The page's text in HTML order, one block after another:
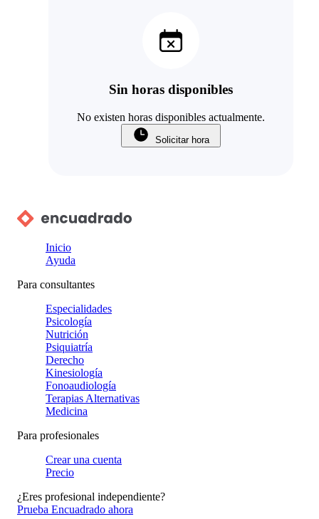
Sin horas disponibles
No existen horas disponibles actualmente.
Solicitar hora
Inicio
Ayuda
Para consultantes
Especialidades
Psicología
Nutrición
Psiquiatría
Derecho
Kinesiología
Fonoaudiología
Terapias Alternativas
Medicina
Para profesionales
Crear una cuenta
Precio
¿Eres profesional independiente?
Prueba Encuadrado ahora